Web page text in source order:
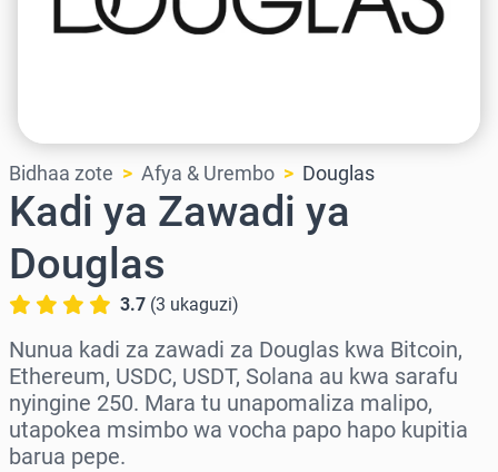
Bidhaa zote Afya & Urembo Douglas
Kadi ya Zawadi ya
Douglas
3.7 (3 ukaguzi)
Nunua kadi za zawadi za Douglas kwa Bitcoin,
Ethereum, USDC, USDT, Solana au kwa sarafu
nyingine 250. Mara tu unapomaliza malipo,
utapokea msimbo wa vocha papo hapo kupitia
barua pepe.